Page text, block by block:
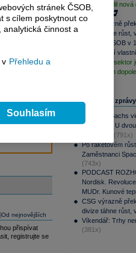
bez
více
Od nejnovějších
přispívat
registrujte se
Trump uvalil nová
opatrně
CSG výrazně
divize táhne růst,
Skupina ČSOB v
financování
Paměťový sektor
jsou na tom
Nejčtenější
Goldman Sachs
příležitosti. U
(791x)
Po raketovém
Zaměstnanci
(743x)
PODCAST
Nordisk.
MUDr. Kunové
CSG výrazně
divize táhne růst,
Víkendář: Trhy
(381x)
stránek ČSOB,
s cílem poskytnout co
činnost a
v Přehledu a
Souhlasím